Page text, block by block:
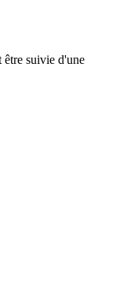
suivie d'une